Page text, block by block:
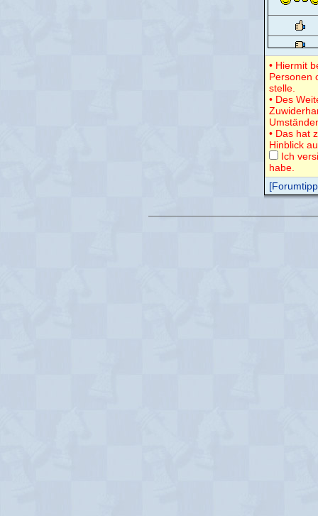
• Hiermit
Personen
stelle.
• Des
• Das hat
Hinblick
Ich
habe.